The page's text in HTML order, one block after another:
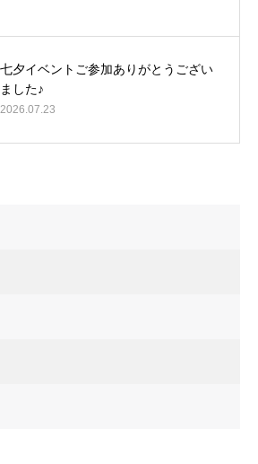
七夕イベントご参加ありがとうござい
ました♪
2026.07.23